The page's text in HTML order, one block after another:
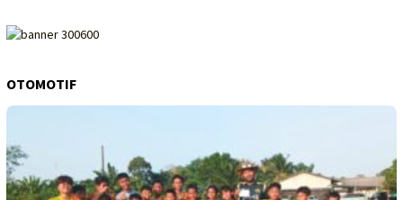
OTOMOTIF